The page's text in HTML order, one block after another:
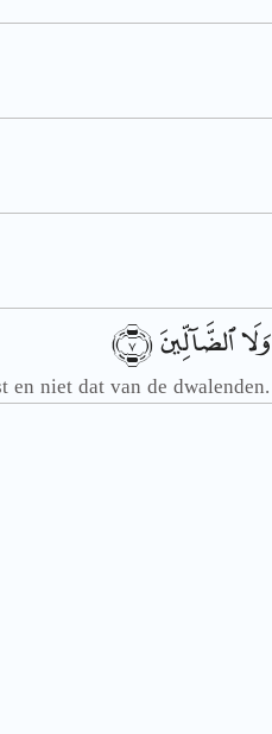
وَلَاٱلضَّآلِّينَ﴿٧﴾
niet dat van de dwalenden.